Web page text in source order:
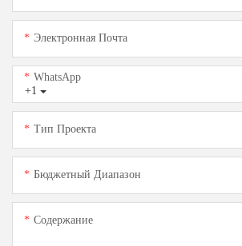
Электронная Почта
+1
WhatsApp
Тип Проекта
Бюджетный Диапазон
Содержание